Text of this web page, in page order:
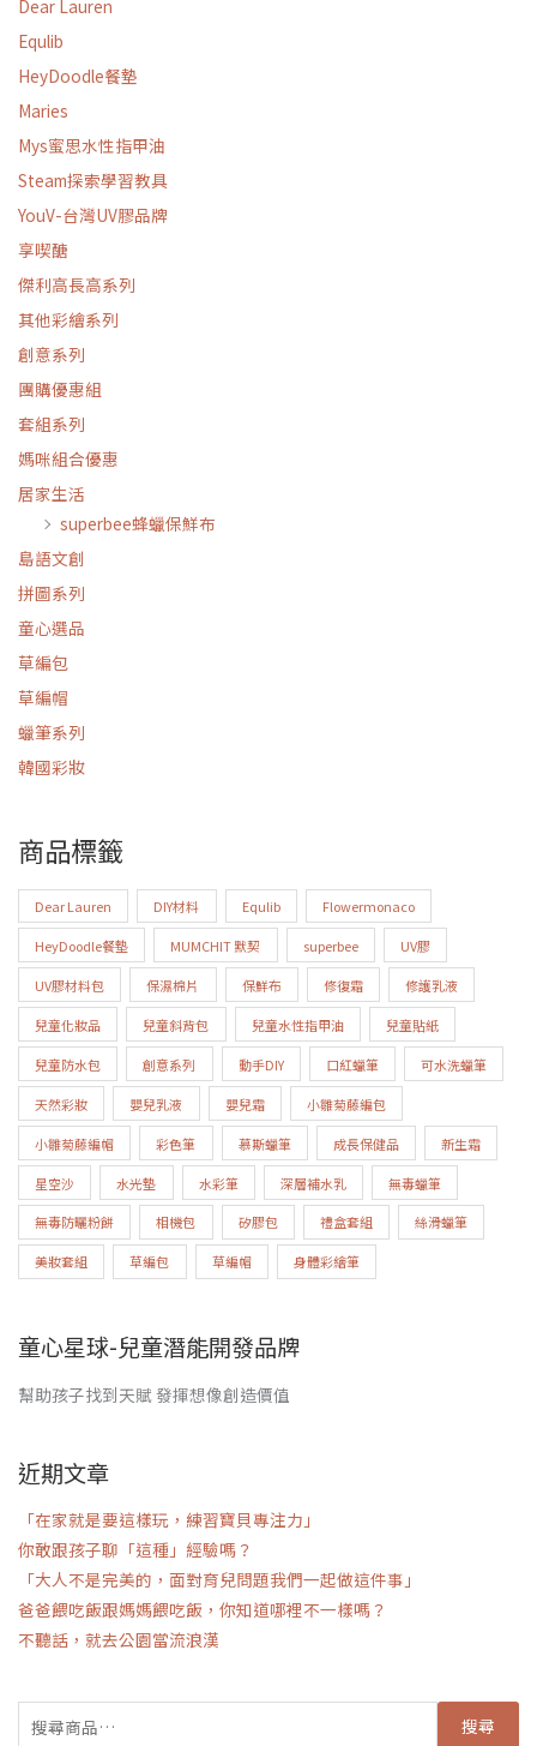
Dear Lauren
Equlib
HeyDoodle餐墊
Maries
Mys蜜思水性指甲油
Steam探索學習教具
YouV-台灣UV膠品牌
享喫醣
傑利高長高系列
其他彩繪系列
創意系列
團購優惠組
套組系列
媽咪組合優惠
居家生活
superbee蜂蠟保鮮布
島語文創
拼圖系列
童心選品
草編包
草編帽
蠟筆系列
韓國彩妝
商品標籤
Dear Lauren DIY材料 Equlib Flowermonaco
HeyDoodle餐墊 MUMCHIT 默契 superbee UV膠
UV膠材料包 保濕棉片 保鮮布 修復霜 修護乳液
兒童化妝品 兒童斜背包 兒童水性指甲油 兒童貼紙
兒童防水包 創意系列 動手DIY 口紅蠟筆 可水洗蠟筆
天然彩妝 嬰兒乳液 嬰兒霜 小雛菊藤編包
小雛菊藤編帽 彩色筆 慕斯蠟筆 成長保健品 新生霜
星空沙 水光墊 水彩筆 深層補水乳 無毒蠟筆
無毒防曬粉餅 相機包 矽膠包 禮盒套組 絲滑蠟筆
美妝套組 草編包 草編帽 身體彩繪筆
童心星球-兒童潛能開發品牌
幫助孩子找到天賦 發揮想像創造價值
近期文章
「在家就是要這樣玩，練習寶貝專注力」
你敢跟孩子聊「這種」經驗嗎？
「大人不是完美的，面對育兒問題我們一起做這件事」
爸爸餵吃飯跟媽媽餵吃飯，你知道哪裡不一樣嗎？
不聽話，就去公園當流浪漢
搜尋